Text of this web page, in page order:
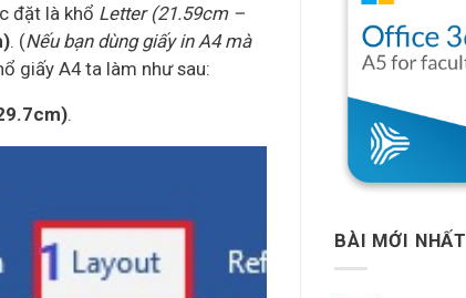
đặt là khổ Letter (21.59cm –
. (Nếu bạn dùng giấy in A4 mà
giấy A4 ta làm như sau:
.
BÀI MỚI NHẤT